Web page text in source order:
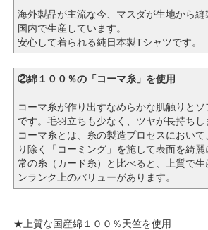
海外製品が主流な今、マスダが生地から縫
国内で生産しています。
安心して着られる純日本製Tシャツです。
②綿１００％の「コーマ糸」を使用
コーマ糸が作り出すなめらかな肌触りと
です。毛羽立ちも少なく、ツヤが長持ちし
コーマ糸とは、糸の製造プロセスにおい
り除く「コーミング」を施して表面を綺
常の糸（カード糸）と比べると、上質で生
ンランク上のバリューがあります。
★上質な国産綿１００％天竺を使用